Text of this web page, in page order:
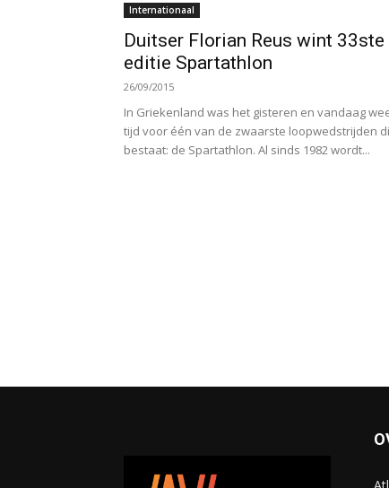
Internationaal
Duitser Florian Reus wint 33ste
editie Spartathlon
26/09/2015
In Griekenland was het gisteren en vandaag
tijd voor één van de zwaarste loopwedstrijden
bestaat: de Spartathlon. Al sinds 1982 wordt...